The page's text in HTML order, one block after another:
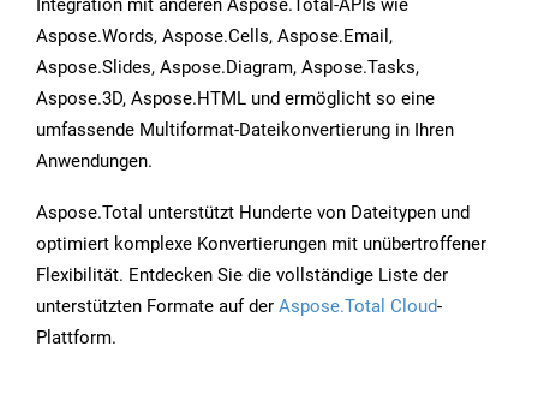
Integration mit anderen Aspose.Total-APIs wie
Aspose.Words, Aspose.Cells, Aspose.Email,
Aspose.Slides, Aspose.Diagram, Aspose.Tasks,
Aspose.3D, Aspose.HTML und ermöglicht so eine
umfassende Multiformat-Dateikonvertierung in Ihren
Anwendungen.
Aspose.Total unterstützt Hunderte von Dateitypen und
optimiert komplexe Konvertierungen mit unübertroffener
Flexibilität. Entdecken Sie die vollständige Liste der
unterstützten Formate auf der Aspose.Total Cloud-
Plattform.